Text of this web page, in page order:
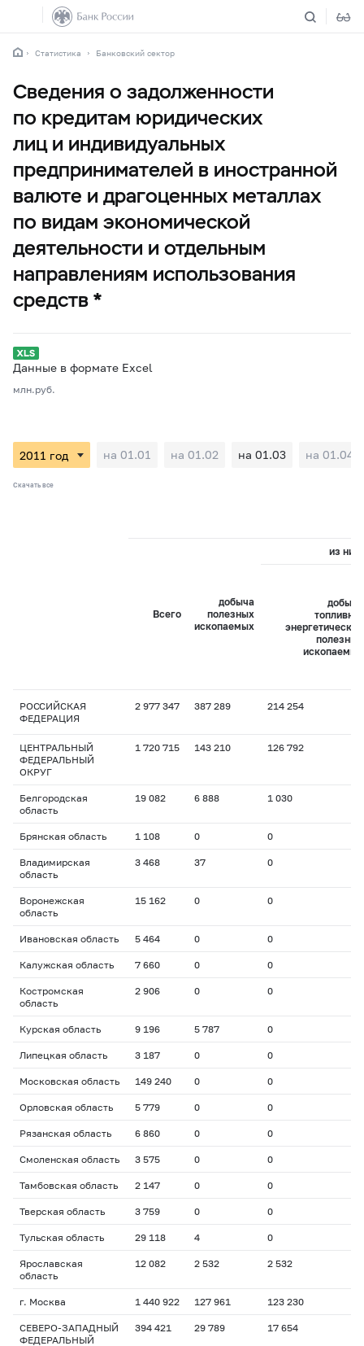
Статистика Банковский сектор
Сведения о задолженности
по кредитам юридических
лиц и индивидуальных
предпринимателей в иностранной
валюте и драгоценных металлах
по видам экономической
деятельности и отдельным
направлениям использования
средств *
Данные в формате Excel
млн.руб.
на 01.01 на 01.02 на 01.03 на 01.04
Скачать все
Всего
добыча
полезных
ископаемых
из них:
добыча
топливно-
энергетических
полезных
ископаемых
РОССИЙСКАЯ
ФЕДЕРАЦИЯ
2 977 347 387 289 214 254
ЦЕНТРАЛЬНЫЙ
ФЕДЕРАЛЬНЫЙ
ОКРУГ
1 720 715 143 210 126 792
Белгородская
область
19 082 6 888 1 030
Брянская область 1 108 0 0
Владимирская
область
3 468 37 0
Воронежская
область
15 162 0 0
Ивановская область 5 464 0 0
Калужская область 7 660 0 0
Костромская
область
2 906 0 0
Курская область 9 196 5 787 0
Липецкая область 3 187 0 0
Московская область 149 240 0 0
Орловская область 5 779 0 0
Рязанская область 6 860 0 0
Смоленская область 3 575 0 0
Тамбовская область 2 147 0 0
Тверская область 3 759 0 0
Тульская область 29 118 4 0
Ярославская
область
12 082 2 532 2 532
г. Москва 1 440 922 127 961 123 230
СЕВЕРО-ЗАПАДНЫЙ
ФЕДЕРАЛЬНЫЙ
394 421 29 789 17 654